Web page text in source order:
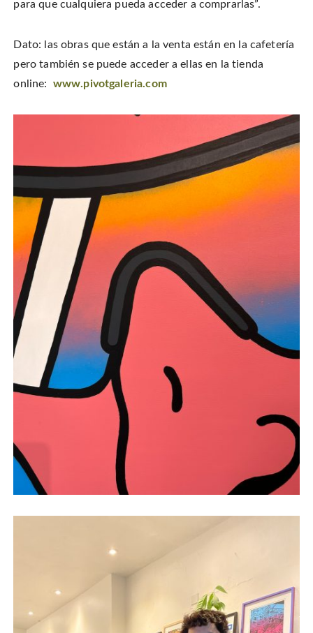
para que cualquiera pueda acceder a comprarlas”.
Dato: las obras que están a la venta están en la cafetería
pero también se puede acceder a ellas en la tienda
online:
www.pivotgaleria.com